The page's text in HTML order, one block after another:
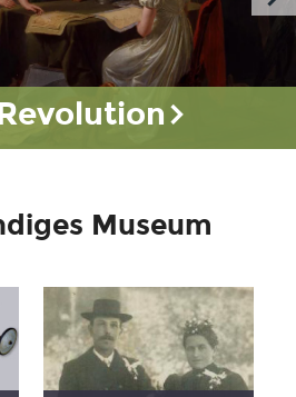
Museum